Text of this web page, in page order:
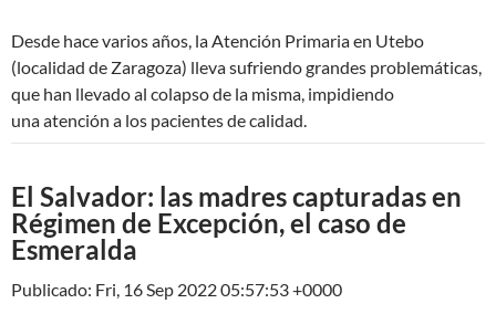
Desde hace varios años, la Atención Primaria en Utebo
(localidad de Zaragoza) lleva sufriendo grandes problemáticas,
que han llevado al colapso de la misma, impidiendo
una atención a los pacientes de calidad.
El Salvador: las madres capturadas en
Régimen de Excepción, el caso de
Esmeralda
Publicado: Fri, 16 Sep 2022 05:57:53 +0000